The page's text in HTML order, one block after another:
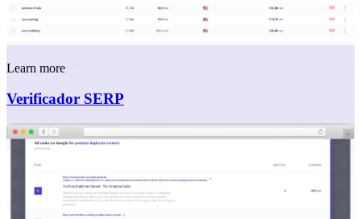
Learn more
Verificador SERP